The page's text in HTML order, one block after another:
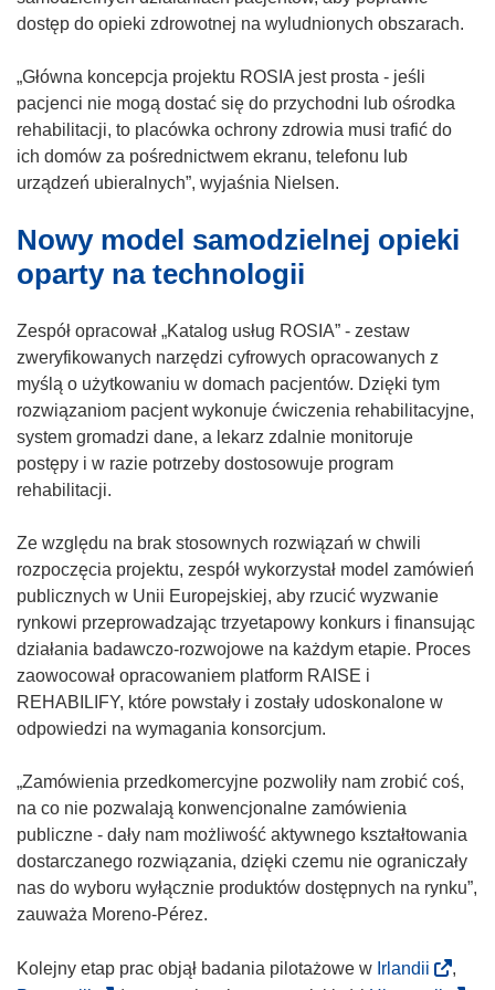
o
y
m
o
k
n
e
dostęp do opieki zdrowotnej na wyludnionych obszarach.
„Główna koncepcja projektu ROSIA jest prosta - jeśli
pacjenci nie mogą dostać się do przychodni lub ośrodka
rehabilitacji, to placówka ochrony zdrowia musi trafić do
ich domów za pośrednictwem ekranu, telefonu lub
urządzeń ubieralnych”, wyjaśnia Nielsen.
Nowy model samodzielnej opieki
oparty na technologii
Zespół opracował „Katalog usług ROSIA” - zestaw
zweryfikowanych narzędzi cyfrowych opracowanych z
myślą o użytkowaniu w domach pacjentów. Dzięki tym
rozwiązaniom pacjent wykonuje ćwiczenia rehabilitacyjne,
system gromadzi dane, a lekarz zdalnie monitoruje
postępy i w razie potrzeby dostosowuje program
rehabilitacji.
Ze względu na brak stosownych rozwiązań w chwili
rozpoczęcia projektu, zespół wykorzystał model zamówień
publicznych w Unii Europejskiej, aby rzucić wyzwanie
rynkowi przeprowadzając trzyetapowy konkurs i finansując
działania badawczo-rozwojowe na każdym etapie. Proces
zaowocował opracowaniem platform RAISE i
REHABILIFY, które powstały i zostały udoskonalone w
odpowiedzi na wymagania konsorcjum.
„Zamówienia przedkomercyjne pozwoliły nam zrobić coś,
na co nie pozwalają konwencjonalne zamówienia
publiczne - dały nam możliwość aktywnego kształtowania
dostarczanego rozwiązania, dzięki czemu nie ograniczały
nas do wyboru wyłącznie produktów dostępnych na rynku”,
zauważa Moreno-Pérez.
Kolejny etap prac objął badania pilotażowe w Irlandii
,